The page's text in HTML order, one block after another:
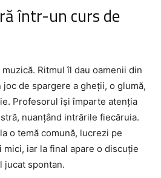
într-un curs de
Ritmul îl dau oamenii din
joc de spargere a gheții, o glumă,
Profesorul își împarte atenția
nuanțând intrările fiecăruia.
o temă comună, lucrezi pe
iar la final apare o discuție
jucat spontan.